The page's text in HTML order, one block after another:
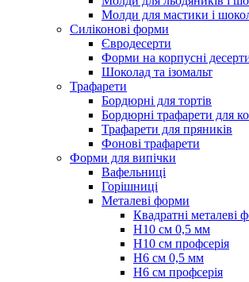
Молди для мастики і
Силіконові форми
Євродесерти
Форми на корпусні
Шоколад та ізомальт
Трафарети
Бордюрні для тортів
Бордюрні трафарети для
Трафарети для пряників
Фонові трафарети
Форми для випічки
Вафельниці
Горішниці
Металеві форми
Квадратні металеві
Н10 см 0,5 мм
Н10 см профсерія
Н6 см 0,5 мм
Н6 см профсерія